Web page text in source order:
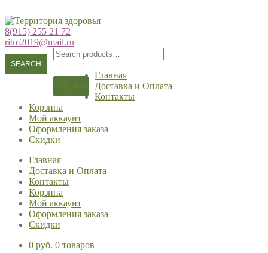
Перейти
к
навигации
Перейти
к
содержимому
8(915) 255 21 72
ritm2019@mail.ru
Search
for:
SEARCH
Главная
Доставка и Оплата
Контакты
Корзина
Мой аккаунт
Оформления заказа
Скидки
Главная
Доставка и Оплата
Контакты
Корзина
Мой аккаунт
Оформления заказа
Скидки
0 руб. 0 товаров